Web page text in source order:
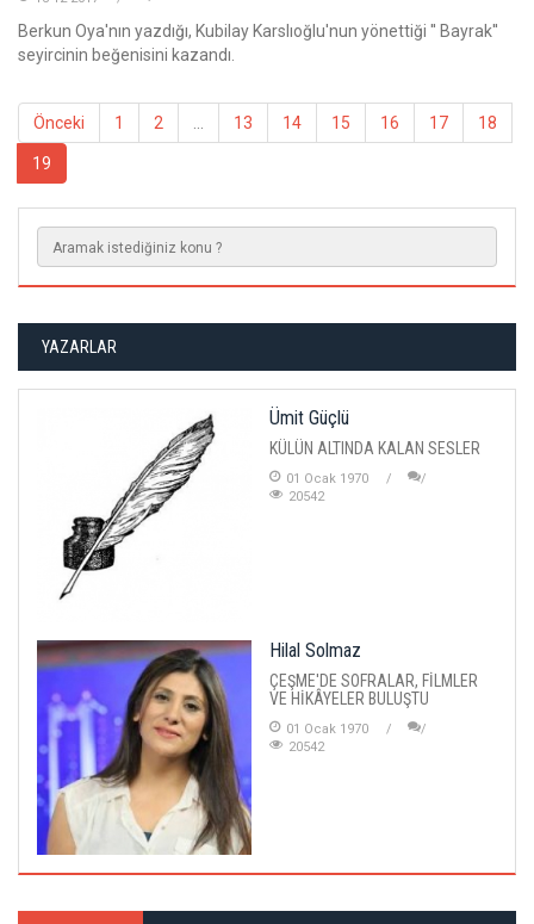
Berkun Oya'nın yazdığı, Kubilay Karslıoğlu'nun yönettiği '' Bayrak''
seyircinin beğenisini kazandı.
Önceki 1 2 ... 13 14 15 16 17 18
19
YAZARLAR
Ümit Güçlü
KÜLÜN ALTINDA KALAN SESLER
01 Ocak 1970
20542
Hilal Solmaz
ÇEŞME'DE SOFRALAR, FİLMLER
VE HİKÂYELER BULUŞTU
01 Ocak 1970
20542